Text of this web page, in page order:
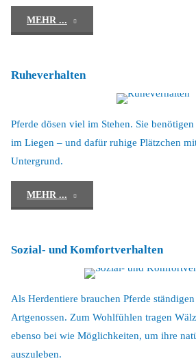
MEHR ...
Ruheverhalten
Pferde dösen viel im Stehen. Sie
im Liegen – und dafür ruhige Plätzchen
Untergrund.
MEHR ...
Sozial- und Komfortverhalten
Als Herdentiere brauchen Pferde
Artgenossen. Zum Wohlfühlen tragen
ebenso bei wie Möglichkeiten, um ihre
auszuleben.